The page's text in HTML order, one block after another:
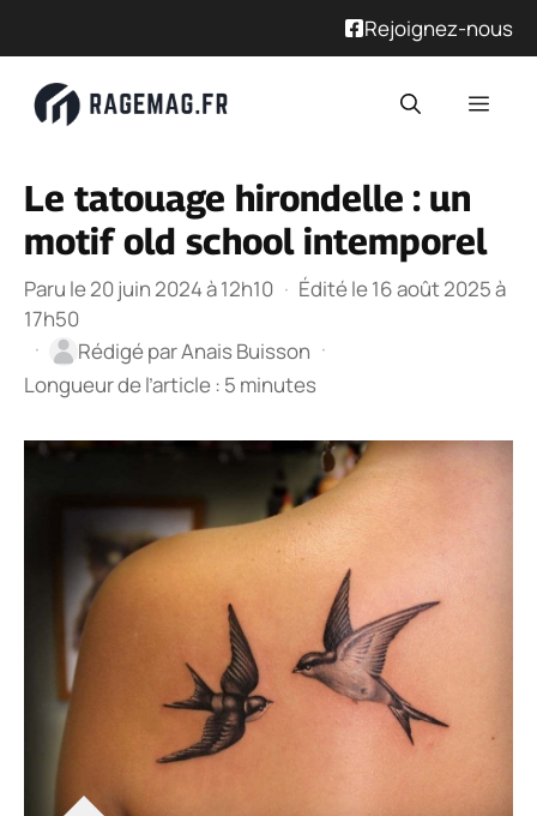
Rejoignez-nous
Le tatouage hirondelle : un
motif old school intemporel
Paru le 20 juin 2024 à 12h10 · Édité le 16 août 2025 à
17h50
·
Rédigé parAnais Buisson ·
Longueur de l’article : 5 minutes